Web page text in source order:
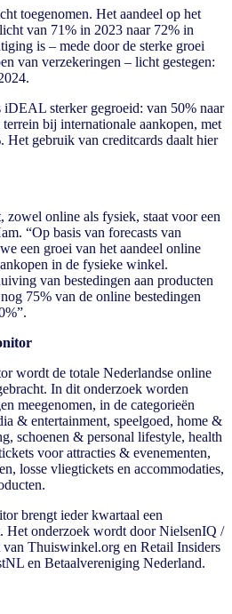
toegenomen. Het aandeel op het
van 71% in 2023 naar 72% in
is – mede door de sterke groei
van verzekeringen – licht gestegen:
sterker gegroeid: van 50% naar
bij internationale aankopen, met
Het gebruik van creditcards daalt hier
zowel online als fysiek, staat voor een
“Op basis van forecasts van
een groei van het aandeel online
in de fysieke winkel.
van bestedingen aan producten
75% van de online bestedingen
wordt de totale Nederlandse online
In dit onderzoek worden
meegenomen, in de categorieën
& entertainment, speelgoed, home &
schoenen & personal lifestyle, health
voor attracties & evenementen,
losse vliegtickets en accommodaties,
brengt ieder kwartaal een
Het onderzoek wordt door NielsenIQ /
Thuiswinkel.org en Retail Insiders
en Betaalvereniging Nederland.